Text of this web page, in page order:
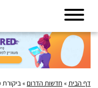
דף הבית» חדשות הדרום»